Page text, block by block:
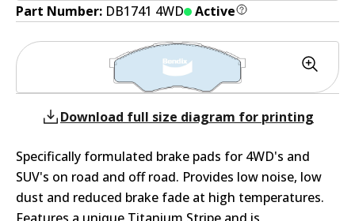
Part Number: DB1741 4WD Active
Download full size diagram for printing
Specifically formulated brake pads for 4WD's and
SUV's on road and off road. Provides low noise, low
dust and reduced brake fade at high temperatures.